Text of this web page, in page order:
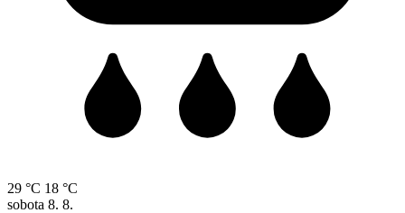
29 °C 18 °C
sobota 8. 8.